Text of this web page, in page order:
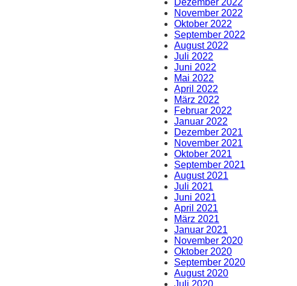
November 2022
Oktober 2022
September 2022
August 2022
Juli 2022
Juni 2022
Mai 2022
April 2022
März 2022
Februar 2022
Januar 2022
Dezember 2021
November 2021
Oktober 2021
September 2021
August 2021
Juli 2021
Juni 2021
April 2021
März 2021
Januar 2021
November 2020
Oktober 2020
September 2020
August 2020
Juli 2020